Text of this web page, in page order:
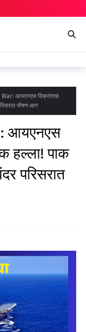
आयएनएस विक्रांतचा
भीषण आग
आयएनएस
हल्ला! पाक
परिसरात